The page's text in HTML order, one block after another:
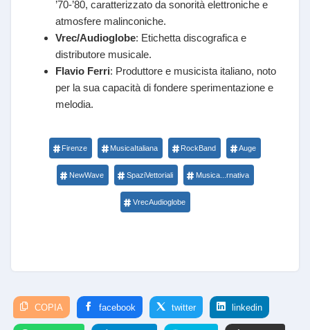
’70-’80, caratterizzato da sonorità elettroniche e
atmosfere malinconiche.
Vrec/Audioglobe: Etichetta discografica e
distributore musicale.
Flavio Ferri: Produttore e musicista italiano, noto
per la sua capacità di fondere sperimentazione e
melodia.
Firenze MusicaItaliana RockBand Auge
NewWave SpaziVettoriali Musica...rnativa
VrecAudioglobe
COPIA facebook twitter linkedin